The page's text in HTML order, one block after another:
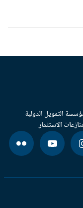
التمويل الدولية
الاستثمار